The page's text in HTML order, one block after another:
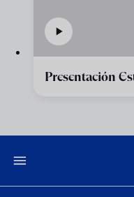
Presentación